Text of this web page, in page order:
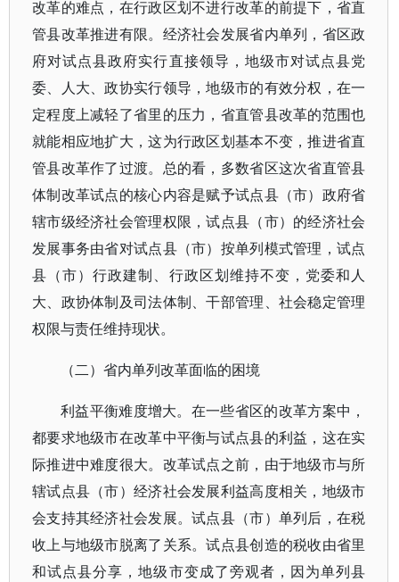
改革的难点，在行政区划不进行改革的前提下，省直
管县改革推进有限。经济社会发展省内单列，省区政
府对试点县政府实行直接领导，地级市对试点县党
委、人大、政协实行领导，地级市的有效分权，在一
定程度上减轻了省里的压力，省直管县改革的范围也
就能相应地扩大，这为行政区划基本不变，推进省直
管县改革作了过渡。总的看，多数省区这次省直管县
体制改革试点的核心内容是赋予试点县（市）政府省
辖市级经济社会管理权限，试点县（市）的经济社会
发展事务由省对试点县（市）按单列模式管理，试点
县（市）行政建制、行政区划维持不变，党委和人
大、政协体制及司法体制、干部管理、社会稳定管理
权限与责任维持现状。
（二）省内单列改革面临的困境
利益平衡难度增大。在一些省区的改革方案中，
都要求地级市在改革中平衡与试点县的利益，这在实
际推进中难度很大。改革试点之前，由于地级市与所
辖试点县（市）经济社会发展利益高度相关，地级市
会支持其经济社会发展。试点县（市）单列后，在税
收上与地级市脱离了关系。试点县创造的税收由省里
和试点县分享，地级市变成了旁观者，因为单列县